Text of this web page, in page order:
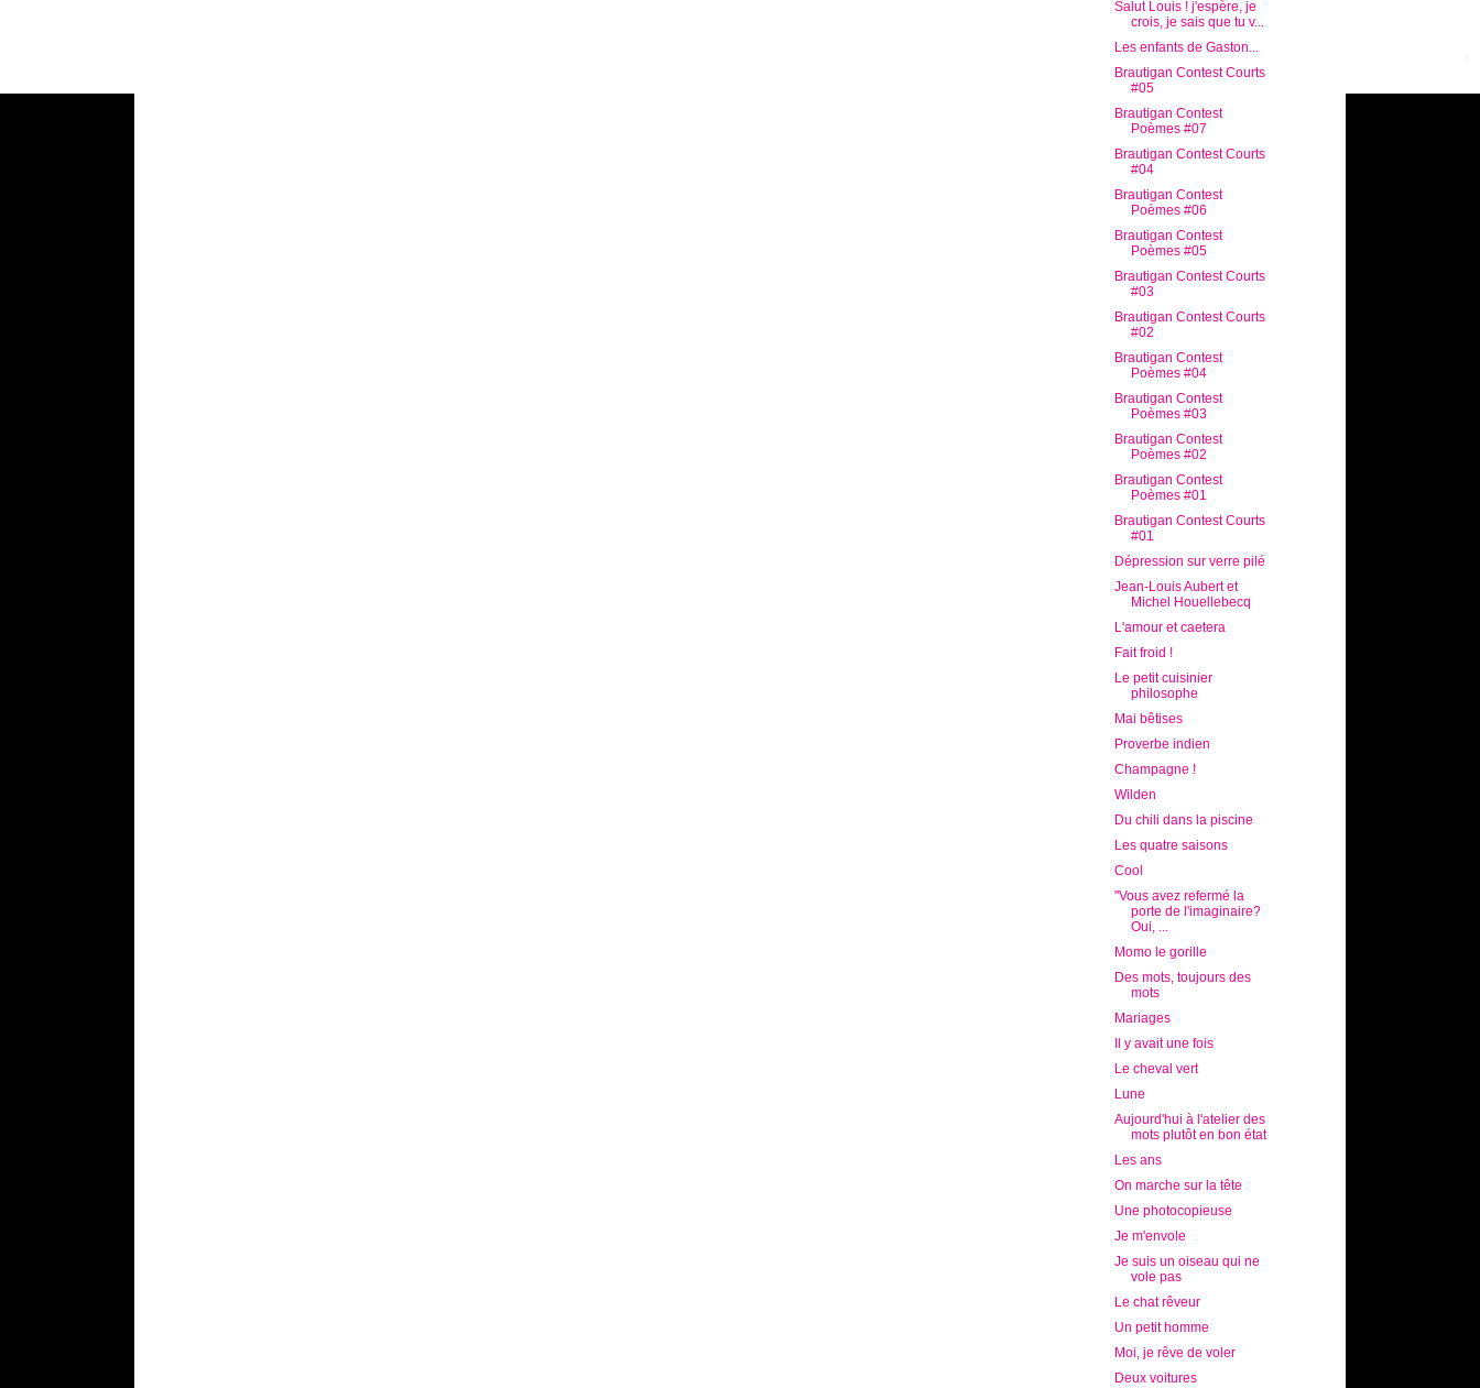
Salut Louis ! j'espère, je
crois, je sais que tu v...
Les enfants de Gaston...
Brautigan Contest Courts
#05
Brautigan Contest
Poèmes #07
Brautigan Contest Courts
#04
Brautigan Contest
Poèmes #06
Brautigan Contest
Poèmes #05
Brautigan Contest Courts
#03
Brautigan Contest Courts
#02
Brautigan Contest
Poèmes #04
Brautigan Contest
Poèmes #03
Brautigan Contest
Poèmes #02
Brautigan Contest
Poèmes #01
Brautigan Contest Courts
#01
Dépression sur verre pilé
Jean-Louis Aubert et
Michel Houellebecq
L'amour et caetera
Fait froid !
Le petit cuisinier
philosophe
Mai bêtises
Proverbe indien
Champagne !
Wilden
Du chili dans la piscine
Les quatre saisons
Cool
"Vous avez refermé la
porte de l'imaginaire?
Oui, ...
Momo le gorille
Des mots, toujours des
mots
Mariages
Il y avait une fois
Le cheval vert
Lune
Aujourd'hui à l'atelier des
mots plutôt en bon état
Les ans
On marche sur la tête
Une photocopieuse
Je m'envole
Je suis un oiseau qui ne
vole pas
Le chat rêveur
Un petit homme
Moi, je rêve de voler
Deux voitures